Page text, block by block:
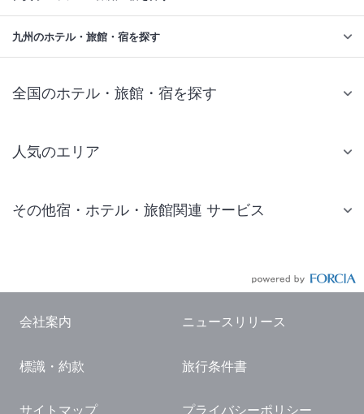
九州のホテル・旅館・宿を探す
全国のホテル・旅館・宿を探す
人気のエリア
仙台 ホテル
東京ドーム ホテル
横浜 ホテル
熱海 ホテル
その他宿・ホテル・旅館関連 サービス
国内観光ガイド
旅行・観光情報
会社案内 ニュースリリース
標識・約款 旅行条件書
サイトマップ プライバシーポリシー